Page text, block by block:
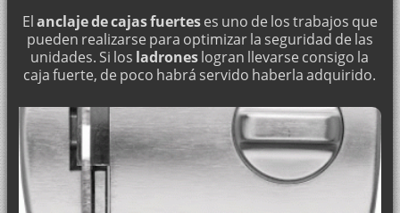
CERRADURAS BTV, INSTALACIÓN Y MANTENIMIENTO · (21-
03-2019)
CERRAJERÍA DE URGENCIA 24 HORAS · (21-03-2019)
CERRAJEROS LOS 365 DÍAS · (21-03-2019)
SERVICIOS DE CERRAJERÍA · (21-03-2019)
Elanclaje de cajas fuerteses uno de los trabajos que
pueden realizarse para optimizar la seguridad de las
unidades. Si los ladroneslogran llevarse consigo la
caja fuerte, de poco habrá servido haberla adquirido.